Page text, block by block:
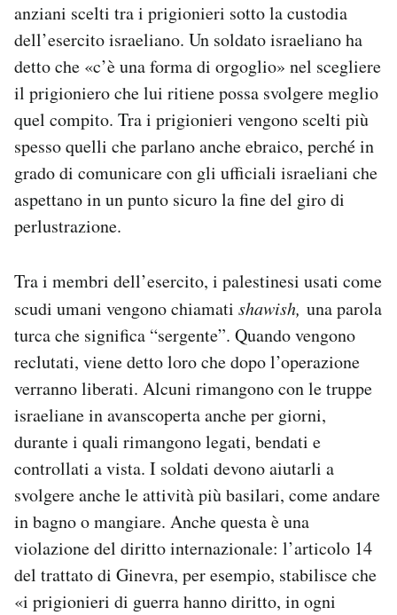
anziani scelti tra i prigionieri sotto la custodia
dell’esercito israeliano. Un soldato israeliano ha
detto che «c’è una forma di orgoglio» nel scegliere
il prigioniero che lui ritiene possa svolgere meglio
quel compito. Tra i prigionieri vengono scelti più
spesso quelli che parlano anche ebraico, perché in
grado di comunicare con gli ufficiali israeliani che
aspettano in un punto sicuro la fine del giro di
perlustrazione.
Tra i membri dell’esercito, i palestinesi usati come
scudi umani vengono chiamati shawish, una parola
turca che significa “sergente”. Quando vengono
reclutati, viene detto loro che dopo l’operazione
verranno liberati. Alcuni rimangono con le truppe
israeliane in avanscoperta anche per giorni,
durante i quali rimangono legati, bendati e
controllati a vista. I soldati devono aiutarli a
svolgere anche le attività più basilari, come andare
in bagno o mangiare. Anche questa è una
violazione del diritto internazionale: l’articolo 14
del trattato di Ginevra, per esempio, stabilisce che
«i prigionieri di guerra hanno diritto, in ogni